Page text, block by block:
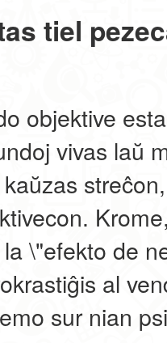
tiel
objektive
vivas laŭ
\"efekto de
al
sur nian